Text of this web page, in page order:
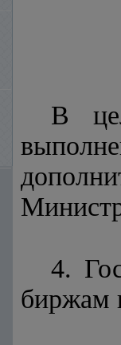
В
4.
биржам